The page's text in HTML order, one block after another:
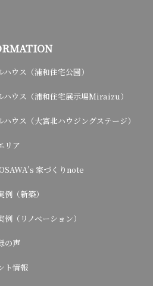
ハウス（浦和住宅公園）
ハウス（浦和住宅展示場Miraizu）
ハウス（大宮北ハウジングステージ）
リア
家づくりnote
例（新築）
例（リノベーション）
の声
ト情報